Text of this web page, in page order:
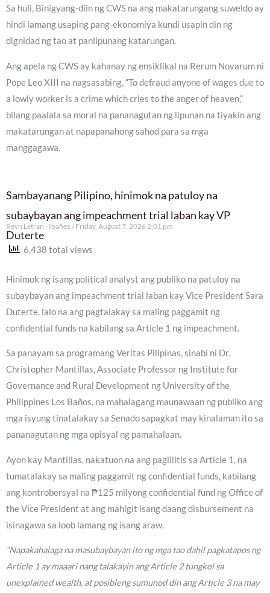
Sa huli, Binigyang-diin ng CWS na ang makatarungang suweldo ay
hindi lamang usaping pang-ekonomiya kundi usapin din ng
dignidad ng tao at panlipunang katarungan.
Ang apela ng CWS ay kahanay ng ensiklikal na Rerum Novarum ni
Pope Leo XIII na nagsasabing, “To defraud anyone of wages due to
a lowly worker is a crime which cries to the anger of heaven,”
bilang paalala sa moral na pananagutan ng lipunan na tiyakin ang
makatarungan at napapanahong sahod para sa mga
manggagawa.
Sambayanang Pilipino, hinimok na patuloy na
subaybayan ang impeachment trial laban kay VP
Duterte
Reyn Letran - Ibañez Friday, August 7, 2026 2:01 pm
6,438 total views
Hinimok ng isang political analyst ang publiko na patuloy na
subaybayan ang impeachment trial laban kay Vice President Sara
Duterte, lalo na ang pagtalakay sa maling paggamit ng
confidential funds na kabilang sa Article 1 ng impeachment.
Sa panayam sa programang Veritas Pilipinas, sinabi ni Dr.
Christopher Mantillas, Associate Professor ng Institute for
Governance and Rural Development ng University of the
Philippines Los Baños, na mahalagang maunawaan ng publiko ang
mga isyung tinatalakay sa Senado sapagkat may kinalaman ito sa
pananagutan ng mga opisyal ng pamahalaan.
Ayon kay Mantillas, nakatuon na ang paglilitis sa Article 1, na
tumatalakay sa maling paggamit ng confidential funds, kabilang
ang kontrobersyal na ₱125 milyong confidential fund ng Office of
the Vice President at ang mahigit isang daang disbursement na
isinagawa sa loob lamang ng isang araw.
“Napakahalaga na masubaybayan ito ng mga tao dahil pagkatapos ng
Article 1 ay maaari nang talakayin ang Article 2 tungkol sa
unexplained wealth, at posibleng sumunod din ang Article 3 na may